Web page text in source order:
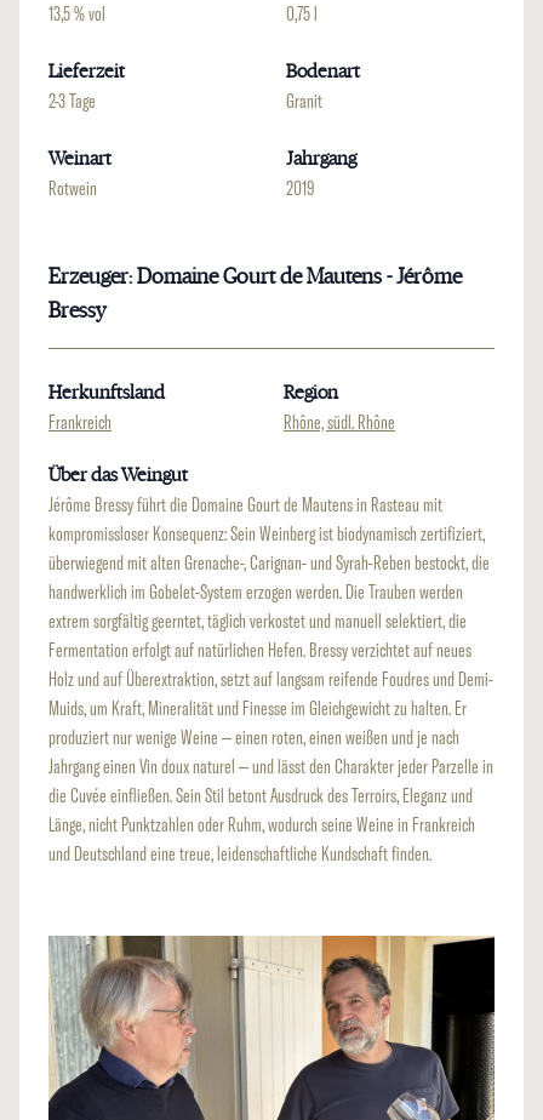
13,5 % vol 0,75 l
Lieferzeit
2-3 Tage
Bodenart
Granit
Weinart
Rotwein
Jahrgang
2019
Erzeuger: Domaine Gourt de Mautens - Jérôme
Bressy
Herkunftsland
Frankreich
Region
Rhône, südl. Rhône
Über das Weingut
Jérôme Bressy führt die Domaine Gourt de Mautens in Rasteau mit
kompromissloser Konsequenz: Sein Weinberg ist biodynamisch zertifiziert,
überwiegend mit alten Grenache-, Carignan- und Syrah-Reben bestockt, die
handwerklich im Gobelet-System erzogen werden. Die Trauben werden
extrem sorgfältig geerntet, täglich verkostet und manuell selektiert, die
Fermentation erfolgt auf natürlichen Hefen. Bressy verzichtet auf neues
Holz und auf Überextraktion, setzt auf langsam reifende Foudres und Demi-
Muids, um Kraft, Mineralität und Finesse im Gleichgewicht zu halten. Er
produziert nur wenige Weine – einen roten, einen weißen und je nach
Jahrgang einen Vin doux naturel – und lässt den Charakter jeder Parzelle in
die Cuvée einfließen. Sein Stil betont Ausdruck des Terroirs, Eleganz und
Länge, nicht Punktzahlen oder Ruhm, wodurch seine Weine in Frankreich
und Deutschland eine treue, leidenschaftliche Kundschaft finden.